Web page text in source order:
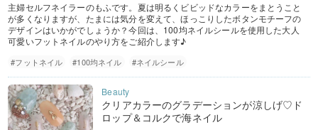
主婦セルフネイラーのもふです。夏は明るくビビッドなカラーをまとうこと
が多くなりますが、たまには気分を変えて、ほっこりしたボタンモチーフの
デザインはいかがでしょうか？今回は、100均ネイルシールを使用した大人
可愛いフットネイルのやり方をご紹介します♪
#フットネイル #100均ネイル #ネイルシール
クリアカラーのグラデーションが涼しげ♡ド
ロップ＆コルクで海ネイル